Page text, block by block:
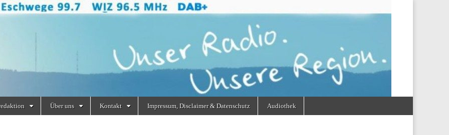
Über uns Kontakt Impressum, Disclaimer & Datenschutz Audiothek